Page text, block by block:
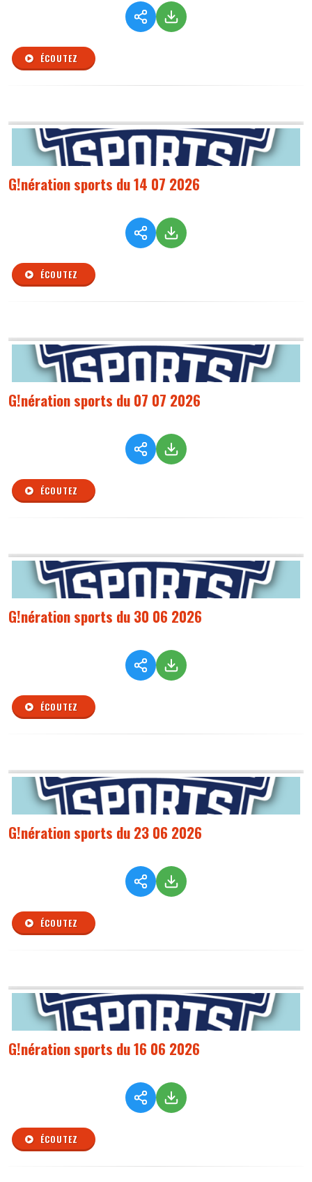
ÉCOUTEZ
G!nération sports du 14 07 2026
ÉCOUTEZ
G!nération sports du 07 07 2026
ÉCOUTEZ
G!nération sports du 30 06 2026
ÉCOUTEZ
G!nération sports du 23 06 2026
ÉCOUTEZ
G!nération sports du 16 06 2026
ÉCOUTEZ